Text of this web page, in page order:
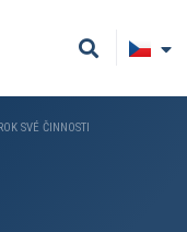
SVÉ ČINNOSTI